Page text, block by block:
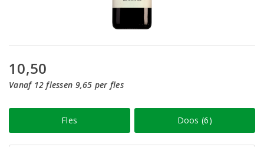
10,50
Vanaf 12 flessen 9,65 per fles
Fles Doos (6)